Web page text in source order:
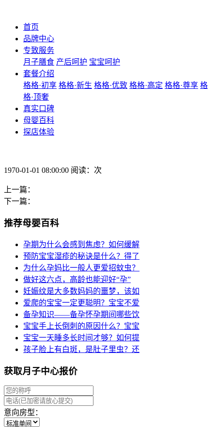
首页
品牌中心
专致服务
月子膳食 产后呵护 宝宝呵护
套餐介绍
格格·初享 格格·新生 格格·优致 格格·高定 格格·尊享 格
格·顶奢
真实口碑
母婴百科
探店体验
1970-01-01 08:00:00 阅读：次
上一篇：
下一篇：
推荐母婴百科
孕期为什么会感到焦虑？如何缓解
预防宝宝湿疹的秘诀是什么？得了
为什么孕妈比一般人更爱招蚊虫？
做好这六点，高龄也能迎好“孕”
妊娠纹是大多数妈妈的噩梦，该如
爱爬的宝宝一定更聪明？宝宝不爱
备孕知识——备孕怀孕期间哪些饮
宝宝手上长倒刺的原因什么？宝宝
宝宝一天睡多长时间才够？如何提
孩子脸上有白斑，是肚子里虫？还
获取月子中心报价
意向房型：